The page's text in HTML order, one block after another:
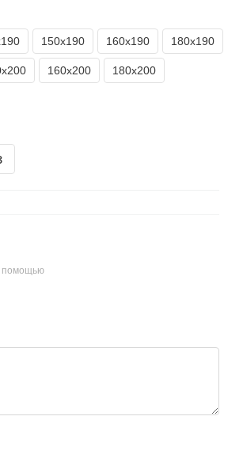
150х190 160х190 180х190
160х200 180х200
помощью